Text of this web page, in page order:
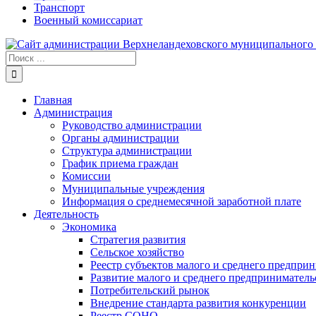
Транспорт
Военный комиссариат
Результат
поиска:
Главная
Администрация
Руководство администрации
Органы администрации
Структура администрации
График приема граждан
Комиссии
Муниципальные учреждения
Информация о среднемесячной заработной плате
Деятельность
Экономика
Стратегия развития
Сельское хозяйство
Реестр субъектов малого и среднего
Развитие малого и среднего
Потребительский рынок
Внедрение стандарта развития конкуренции